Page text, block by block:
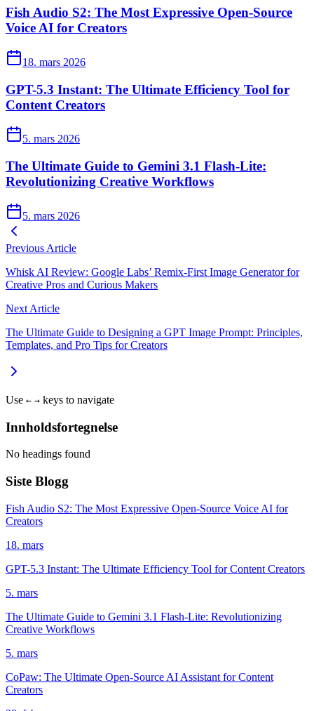
Fish Audio S2: The Most Expressive Open-Source
Voice AI for Creators
18. mars 2026
GPT-5.3 Instant: The Ultimate Efficiency Tool for
Content Creators
5. mars 2026
The Ultimate Guide to Gemini 3.1 Flash-Lite:
Revolutionizing Creative Workflows
5. mars 2026
Previous Article
Whisk AI Review: Google Labs’ Remix-First Image Generator for
Creative Pros and Curious Makers
Next Article
The Ultimate Guide to Designing a GPT Image Prompt: Principles,
Templates, and Pro Tips for Creators
Use ← → keys to navigate
Innholdsfortegnelse
No headings found
Siste Blogg
Fish Audio S2: The Most Expressive Open-Source Voice AI for
Creators
18. mars
GPT-5.3 Instant: The Ultimate Efficiency Tool for Content Creators
5. mars
The Ultimate Guide to Gemini 3.1 Flash-Lite: Revolutionizing
Creative Workflows
5. mars
CoPaw: The Ultimate Open-Source AI Assistant for Content
Creators